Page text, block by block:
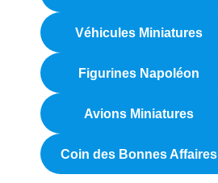
Véhicules Miniatures
Figurines Napoléon
Avions Miniatures
Coin des Bonnes Affaires